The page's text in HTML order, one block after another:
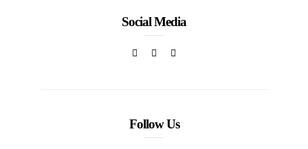
Social Media
Follow Us